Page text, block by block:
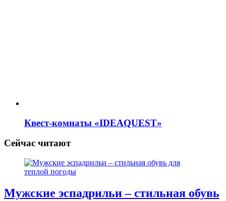
Квест-комнаты «IDEAQUEST»
Сейчас читают
Мужские эспадрильи – стильная обувь